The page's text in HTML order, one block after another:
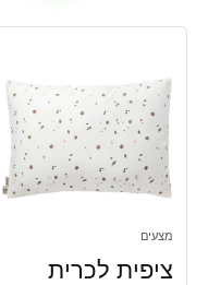
מצעים
ציפית לכרית